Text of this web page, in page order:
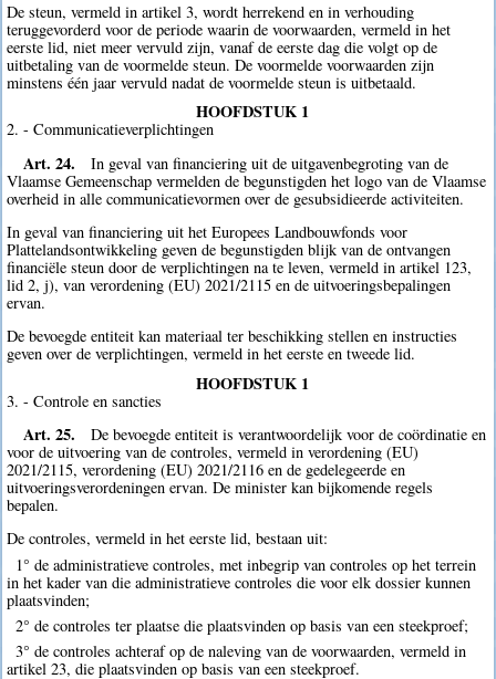
De steun, vermeld in artikel 3, wordt herrekend en in verhouding
teruggevorderd voor de periode waarin de voorwaarden, vermeld in het
eerste lid, niet meer vervuld zijn, vanaf de eerste dag die volgt op de
uitbetaling van de voormelde steun. De voormelde voorwaarden zijn
minstens één jaar vervuld nadat de voormelde steun is uitbetaald.
HOOFDSTUK 1
2. - Communicatieverplichtingen
Art. 24.
In geval van financiering uit de uitgavenbegroting van de
Vlaamse Gemeenschap vermelden de begunstigden het logo van de Vlaamse
overheid in alle communicatievormen over de gesubsidieerde activiteiten.
In geval van financiering uit het Europees Landbouwfonds voor
Plattelandsontwikkeling geven de begunstigden blijk van de ontvangen
financiële steun door de verplichtingen na te leven, vermeld in artikel 123,
lid 2, j), van verordening (EU) 2021/2115 en de uitvoeringsbepalingen
ervan.
De bevoegde entiteit kan materiaal ter beschikking stellen en instructies
geven over de verplichtingen, vermeld in het eerste en tweede lid.
HOOFDSTUK 1
3. - Controle en sancties
Art. 25.
De bevoegde entiteit is verantwoordelijk voor de coördinatie en
voor de uitvoering van de controles, vermeld in verordening (EU)
2021/2115, verordening (EU) 2021/2116 en de gedelegeerde en
uitvoeringsverordeningen ervan. De minister kan bijkomende regels
bepalen.
De controles, vermeld in het eerste lid, bestaan uit:
1° de administratieve controles, met inbegrip van controles op het terrein
in het kader van die administratieve controles die voor elk dossier kunnen
plaatsvinden;
2° de controles ter plaatse die plaatsvinden op basis van een steekproef;
3° de controles achteraf op de naleving van de voorwaarden, vermeld in
artikel 23, die plaatsvinden op basis van een steekproef.